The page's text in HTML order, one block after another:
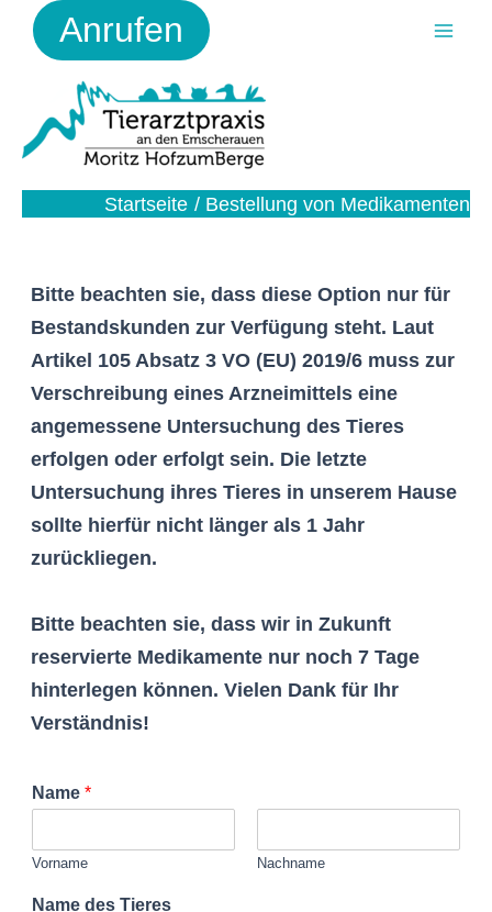
Zum
Inhalt
Anrufen
Startseite Bestellung von Medikamenten
Bitte beachten sie, dass diese Option nur für
Bestandskunden zur Verfügung steht. Laut
Artikel 105 Absatz 3 VO (EU) 2019/6 muss zur
Verschreibung eines Arzneimittels eine
angemessene Untersuchung des Tieres
erfolgen oder erfolgt sein. Die letzte
Untersuchung ihres Tieres in unserem Hause
sollte hierfür nicht länger als 1 Jahr
zurückliegen.
Bitte beachten sie, dass wir in Zukunft
reservierte Medikamente nur noch 7 Tage
hinterlegen können. Vielen Dank für Ihr
Verständnis!
Name*
Vorname Nachname
Name des Tieres